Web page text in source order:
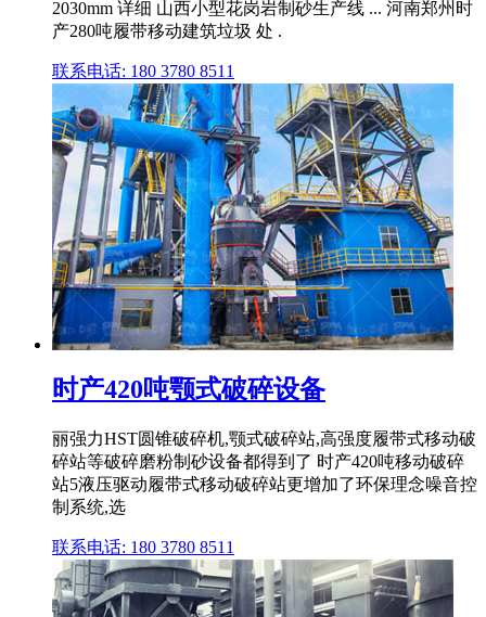
2030mm 详细 山西小型花岗岩制砂生产线 ... 河南郑州时
产280吨履带移动建筑垃圾 处 .
联系电话: 180 3780 8511
时产420吨颚式破碎设备
丽强力HST圆锥破碎机,颚式破碎站,高强度履带式移动破
碎站等破碎磨粉制砂设备都得到了 时产420吨移动破碎
站5液压驱动履带式移动破碎站更增加了环保理念噪音控
制系统,选
联系电话: 180 3780 8511